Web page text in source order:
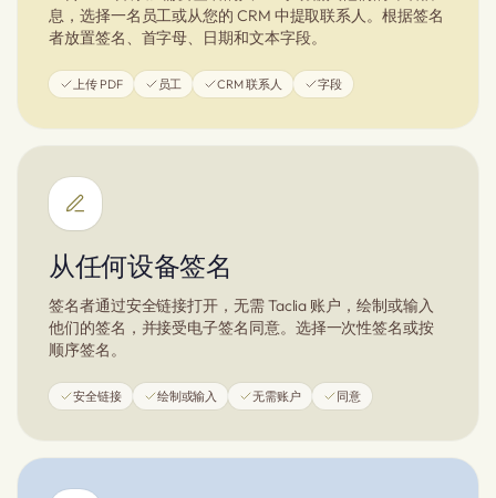
息，选择一名员工或从您的 CRM 中提取联系人。根据签名
者放置签名、首字母、日期和文本字段。
上传 PDF 员工 CRM 联系人 字段
从任何设备签名
签名者通过安全链接打开，无需 Taclia 账户，绘制或输入
他们的签名，并接受电子签名同意。选择一次性签名或按
顺序签名。
安全链接 绘制或输入 无需账户 同意